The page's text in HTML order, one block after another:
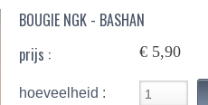
BOUGIE NGK - BASHAN
prijs :
€ 5,90
hoeveelheid :